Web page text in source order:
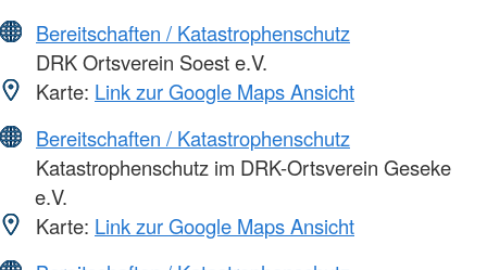
Bereitschaften / Katastrophenschutz
DRK Ortsverein Soest e.V.
Karte: Link zur Google Maps Ansicht
Bereitschaften / Katastrophenschutz
Katastrophenschutz im DRK-Ortsverein Geseke
e.V.
Karte: Link zur Google Maps Ansicht